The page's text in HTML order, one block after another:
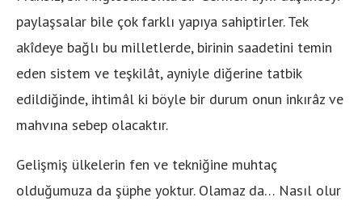
paylaşsalar bile çok farklı yapıya sahiptirler. Tek
akîdeye bağlı bu milletlerde, birinin saadetini temin
eden sistem ve teşkilât, ayniyle diğerine tatbik
edildiğinde, ihtimâl ki böyle bir durum onun inkırâz ve
mahvına sebep olacaktır.
Gelişmiş ülkelerin fen ve tekniğine muhtaç
olduğumuza da şüphe yoktur. Olamaz da… Nasıl olur